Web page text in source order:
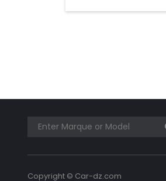
Copyright © Car-dz.com